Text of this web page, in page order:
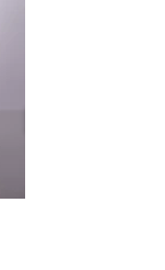
「ノーズショップ